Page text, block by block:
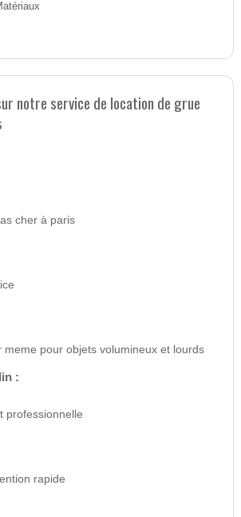
notre service de location de grue
cher à paris
meme pour objets volumineux et lourds
:
professionnelle
rapide